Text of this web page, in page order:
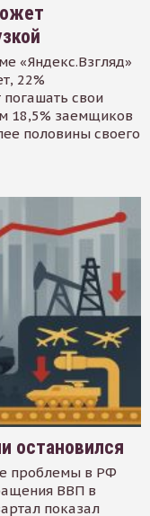
«Яндекс.Взгляд»
22%
погашать свои
18,5% заемщиков
половины своего
остановился
проблемы в РФ
ВВП в
показал